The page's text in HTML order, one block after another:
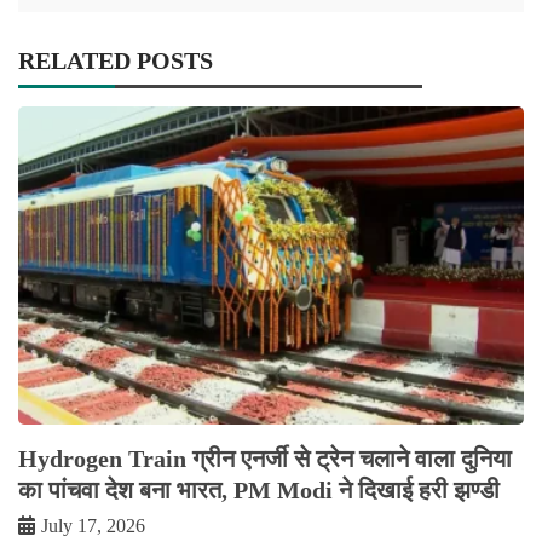
RELATED POSTS
Hydrogen Train ग्रीन एनर्जी से ट्रेन चलाने वाला दुनिया
का पांचवा देश बना भारत, PM Modi ने दिखाई हरी झण्डी
July 17, 2026